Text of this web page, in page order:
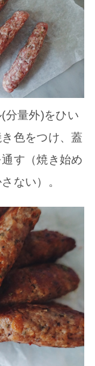
分量外)をひい
色をつけ、蓋
す（焼き始め
ない）。